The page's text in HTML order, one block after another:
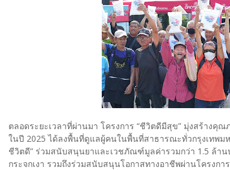
ตลอดระยะเวลาที่ผ่านมา โครงการ “ชีวิตดีมีสุข” มุ่งสร้างคุ
ในปี 2025 ได้ลงพื้นที่ดูแลผู้คนในพื้นที่สาธารณะทั่วกรุงเทพม
ชีวิตดี” ร่วมสนับสนุนยาและเวชภัณฑ์มูลค่ารวมกว่า 1.5 ล้า
กระจกเงา รวมถึงร่วมสนับสนุนโอกาสทางอาชีพผ่านโครงกา